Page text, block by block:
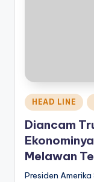
Posted
in
HEAD LINE
Diancam
Melawan
Presiden